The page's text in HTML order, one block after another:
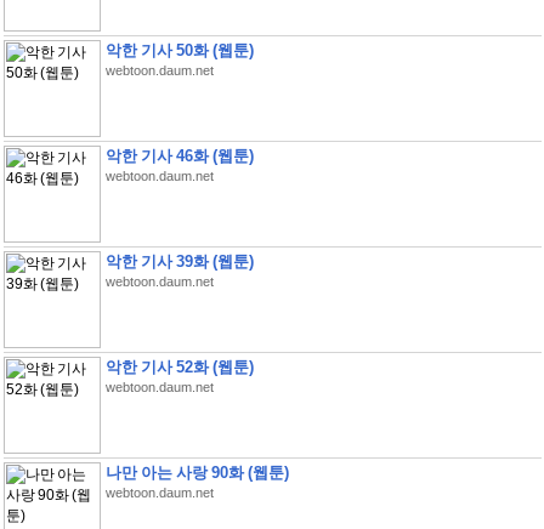
악한 기사 50화 (웹툰)
webtoon.daum.net
악한 기사 46화 (웹툰)
webtoon.daum.net
악한 기사 39화 (웹툰)
webtoon.daum.net
악한 기사 52화 (웹툰)
webtoon.daum.net
나만 아는 사랑 90화 (웹툰)
webtoon.daum.net